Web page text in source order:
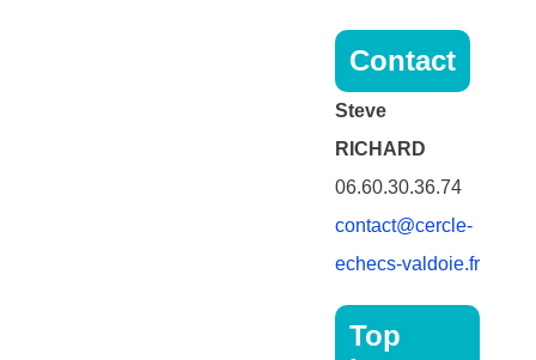
Contact
Steve
RICHARD
06.60.30.36.74
contact@cercle-
echecs-valdoie.fr
Top